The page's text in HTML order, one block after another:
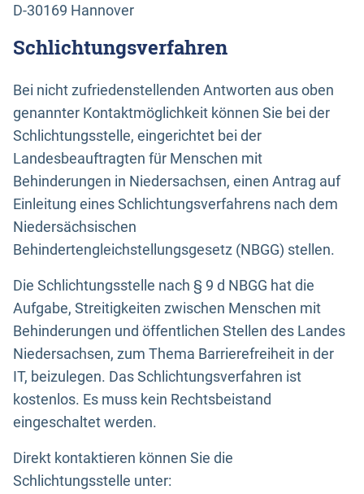
D-30169 Hannover
Schlichtungsverfahren
Bei nicht zufriedenstellenden Antworten aus oben
genannter Kontaktmöglichkeit können Sie bei der
Schlichtungsstelle, eingerichtet bei der
Landesbeauftragten für Menschen mit
Behinderungen in Niedersachsen, einen Antrag auf
Einleitung eines Schlichtungsverfahrens nach dem
Niedersächsischen
Behindertengleichstellungsgesetz (NBGG) stellen.
Die Schlichtungsstelle nach § 9 d NBGG hat die
Aufgabe, Streitigkeiten zwischen Menschen mit
Behinderungen und öffentlichen Stellen des Landes
Niedersachsen, zum Thema Barrierefreiheit in der
IT, beizulegen. Das Schlichtungsverfahren ist
kostenlos. Es muss kein Rechtsbeistand
eingeschaltet werden.
Direkt kontaktieren können Sie die
Schlichtungsstelle unter: